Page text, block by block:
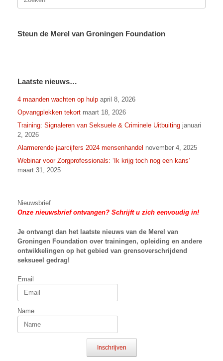
Steun de Merel van Groningen Foundation
Laatste nieuws…
4 maanden wachten op hulp april 8, 2026
Opvangplekken tekort maart 18, 2026
Training: Signaleren van Seksuele & Criminele Uitbuiting januari
2, 2026
Alarmerende jaarcijfers 2024 mensenhandel november 4, 2025
Webinar voor Zorgprofessionals: ‘Ik krijg toch nog een kans’
maart 31, 2025
Nieuwsbrief
Onze nieuwsbrief ontvangen? Schrijft u zich eenvoudig in!
Je ontvangt dan het laatste nieuws van de Merel van
Groningen Foundation over trainingen, opleiding en andere
ontwikkelingen op het gebied van grensoverschrijdend
seksueel gedrag!
Email
Name
Inschrijven